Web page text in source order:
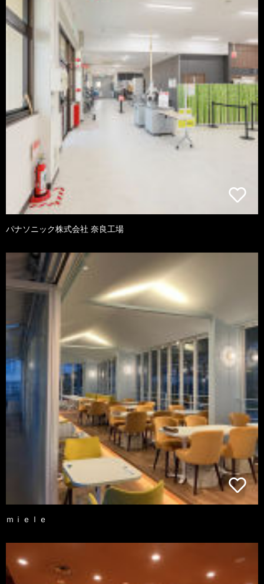
パナソニック株式会社 奈良工場
ｍｉｅｌｅ